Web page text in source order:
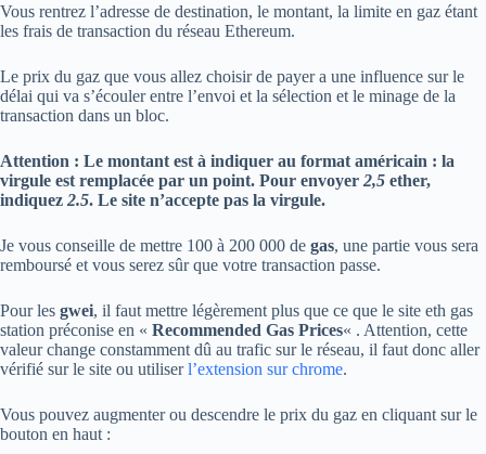
Vous rentrez l’adresse de destination, le montant, la limite en gaz étant
les frais de transaction du réseau Ethereum.
Le prix du gaz que vous allez choisir de payer a une influence sur le
délai qui va s’écouler entre l’envoi et la sélection et le minage de la
transaction dans un bloc.
Attention : Le montant est à indiquer au format américain : la
virgule est remplacée par un point. Pour envoyer 2,5 ether,
indiquez 2.5. Le site n’accepte pas la virgule.
Je vous conseille de mettre 100 à 200 000 de gas, une partie vous sera
remboursé et vous serez sûr que votre transaction passe.
Pour les gwei, il faut mettre légèrement plus que ce que le site eth gas
station préconise en « Recommended Gas Prices« . Attention, cette
valeur change constamment dû au trafic sur le réseau, il faut donc aller
vérifié sur le site ou utiliserl’extension sur chrome.
Vous pouvez augmenter ou descendre le prix du gaz en cliquant sur le
bouton en haut :